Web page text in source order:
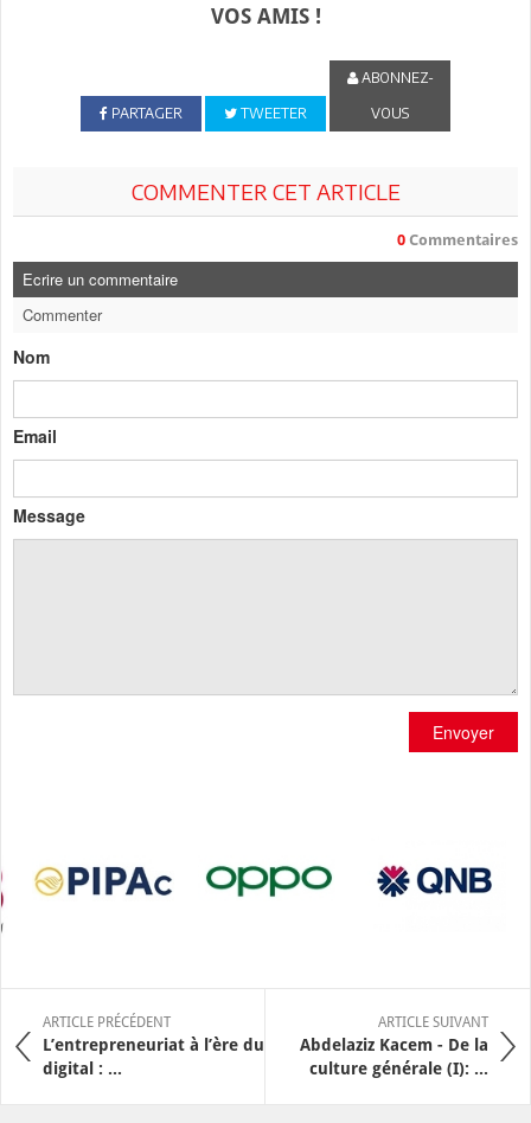
VOS AMIS !
PARTAGER TWEETER
ABONNEZ-
VOUS
COMMENTER CET ARTICLE
0 Commentaires
Ecrire un commentaire
Commenter
Nom
Email
Message
Envoyer
ARTICLE PRÉCÉDENT
L’entrepreneuriat à l’ère du
digital : ...
ARTICLE SUIVANT
Abdelaziz Kacem - De la
culture générale (I): ...